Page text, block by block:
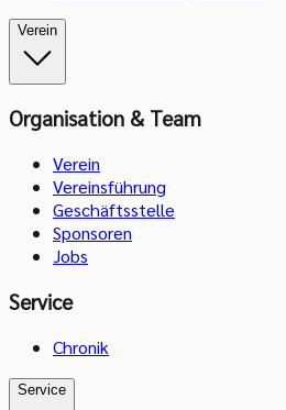
Verein
Organisation & Team
Verein
Vereinsführung
Geschäftsstelle
Sponsoren
Jobs
Service
Chronik
Service